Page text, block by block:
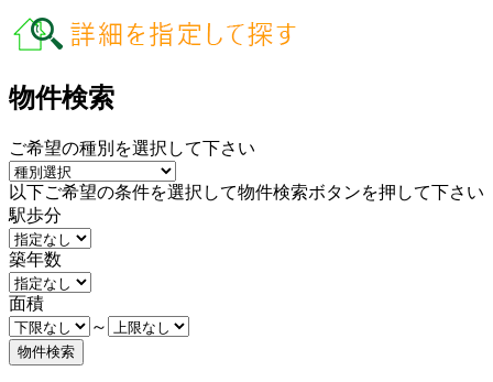
物件検索
ご希望の種別を選択して下さい
以下ご希望の条件を選択して物件検索ボタンを押して下さい
駅歩分
築年数
面積
～